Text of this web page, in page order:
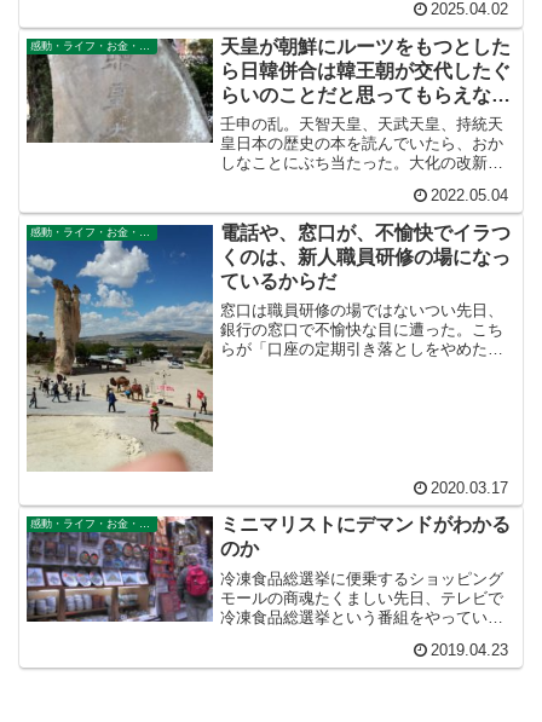
中の古い部分が目覚めるような気がしま
す。焚火を眺めていると時間がたつのを
忘れて物思いに浸ってしまうのは、それ
が先祖の暮らしであり、太古の心の琴線
にふれるからではないでしょうか。
2025.04.02
天皇が朝鮮にルーツをもつとした
ら日韓併合は韓王朝が交代したぐ
らいのことだと思ってもらえない
かしら？
壬申の乱。天智天皇、天武天皇、持統天
皇日本の歴史の本を読んでいたら、おか
しなことにぶち当たった。大化の改新を
う天皇になりました。ところがこの天智
天皇の次の世代は、帝の座をめぐって争
いがありました。壬申の乱...
2022.05.04
電話や、窓口が、不愉快でイラつ
くのは、新人職員研修の場になっ
ているからだ
窓口は職員研修の場ではないつい先日、
銀行の窓口で不愉快な目に遭った。こち
らが「口座の定期引き落としをやめた
2020.03.17
感動・ライフ・お金・仕事
ミニマリストにデマンドがわかる
のか
冷凍食品総選挙に便乗するショッピング
モールの商魂たくましい先日、テレビで
冷凍食品総選挙という番組をやってい
に唐揚げなど様々な冷凍食品を国民１万
人の投票で選んで順位づけをするという
2019.04.23